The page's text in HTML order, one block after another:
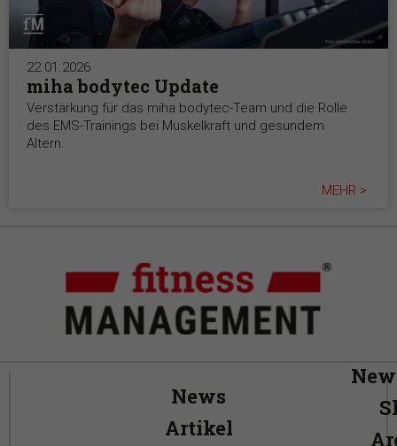
22.01.2026
miha bodytec Update
Verstärkung für das miha bodytec-Team und die Rolle
des EMS-Trainings bei Muskelkraft und gesundem
Altern.
MEHR >
News
Artikel